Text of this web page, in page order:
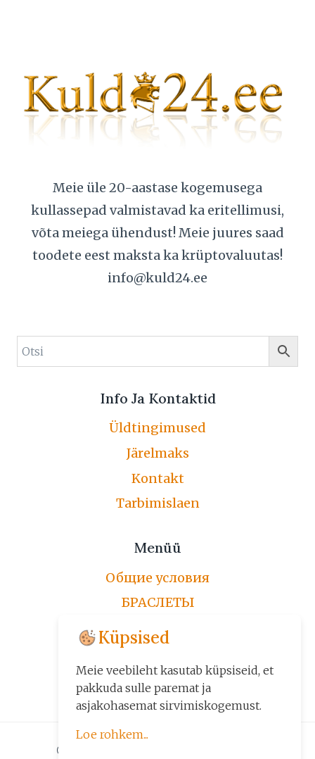
Meie üle 20-aastase kogemusega
kullassepad valmistavad ka eritellimusi,
võta meiega ühendust! Meie juures saad
toodete eest maksta ka krüptovaluutas!
info@kuld24.ee
Info Ja Kontaktid
Üldtingimused
Järelmaks
Kontakt
Tarbimislaen
Menüü
Общие условия
БРАСЛЕТЫ
ЦЕПОЧКИ
ПО ЗАКАЗУ
ДРУГИЕ ИЗДЕЛИЯ
© 2026 Kuld24 - Kuld, Kuldehted
Küpsised
Meie veebileht kasutab küpsiseid, et
pakkuda sulle paremat ja
asjakohasemat sirvimiskogemust.
Loe rohkem...